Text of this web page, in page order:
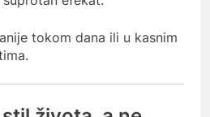
tokom dana ili u kasnim